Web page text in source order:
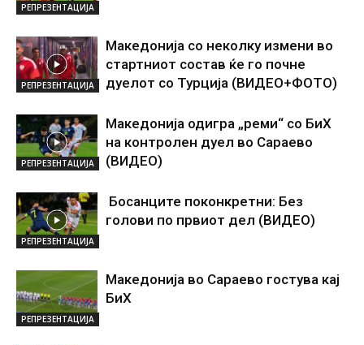
РЕПРЕЗЕНТАЦИЈА
РЕПРЕЗЕНТАЦИЈА
Македонија со неколку измени во
стартниот состав ќе го почне
дуелот со Турција (ВИДЕО+ФОТО)
РЕПРЕЗЕНТАЦИЈА
Македонија одигра „реми“ со БиХ
на контролен дуел во Сараево
(ВИДЕО)
РЕПРЕЗЕНТАЦИЈА
Босанците поконкретни: Без
голови по првиот дел (ВИДЕО)
РЕПРЕЗЕНТАЦИЈА
Македонија во Сараево гостува кај
БиХ